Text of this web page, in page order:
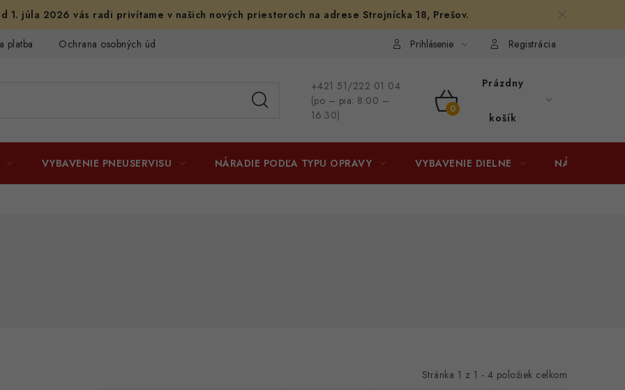
1. júla 2026 vás radi privítame v našich nových priestoroch na adrese Strojnícka 18, Prešov.
platba Ochrana osobných údajov Osobné vyzdvihnutie v Prešove Ako funguje Packeta?
Prihlásenie Registrácia
+421 51/222 01 04
(po – pia: 8:00 –
16:30)
NÁKUPNÝ
Prázdny
košík
VYBAVENIE PNEUSERVISU NÁRADIE PODĽA TYPU OPRAVY VYBAVENIE DIELNE NÁRADIE
Stránka 1 z 1 - 4 položiek celkom